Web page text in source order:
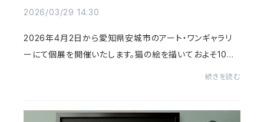
2026/03/29 14:30
2026年4月2日から愛知県安城市のアート・ワンギャラリ
ーにて個展を開催いたします。猫の絵を描いておよそ10年
続きを読む